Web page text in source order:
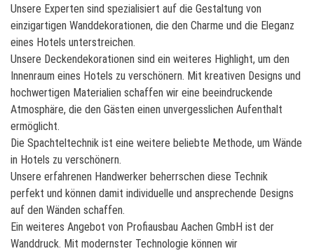
Unsere Experten sind spezialisiert auf die Gestaltung von
einzigartigen Wanddekorationen, die den Charme und die Eleganz
eines Hotels unterstreichen.
Unsere Deckendekorationen sind ein weiteres Highlight, um den
Innenraum eines Hotels zu verschönern. Mit kreativen Designs und
hochwertigen Materialien schaffen wir eine beeindruckende
Atmosphäre, die den Gästen einen unvergesslichen Aufenthalt
ermöglicht.
Die Spachteltechnik ist eine weitere beliebte Methode, um Wände
in Hotels zu verschönern.
Unsere erfahrenen Handwerker beherrschen diese Technik
perfekt und können damit individuelle und ansprechende Designs
auf den Wänden schaffen.
Ein weiteres Angebot von Profiausbau Aachen GmbH ist der
Wanddruck. Mit modernster Technologie können wir